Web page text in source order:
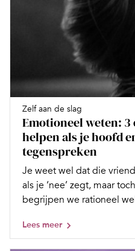
Zelf aan de slag
Emotioneel weten:
helpen als je hoofd
tegenspreken
Je weet wel dat die
als je ‘nee’ zegt, maar
begrijpen we rationeel
Lees meer